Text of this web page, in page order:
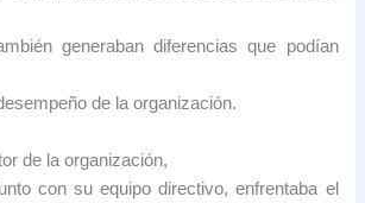
generaban diferencias que podían
de la organización.
de la organización,
con su equipo directivo, enfrentaba el